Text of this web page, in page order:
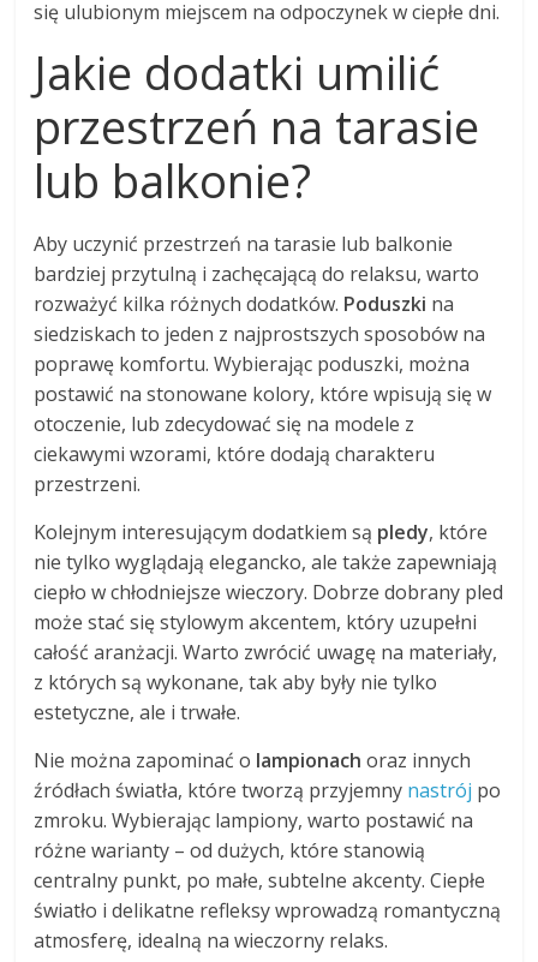
się ulubionym miejscem na odpoczynek w ciepłe dni.
Jakie dodatki umilić
przestrzeń na tarasie
lub balkonie?
Aby uczynić przestrzeń na tarasie lub balkonie
bardziej przytulną i zachęcającą do relaksu, warto
rozważyć kilka różnych dodatków. Poduszki na
siedziskach to jeden z najprostszych sposobów na
poprawę komfortu. Wybierając poduszki, można
postawić na stonowane kolory, które wpisują się w
otoczenie, lub zdecydować się na modele z
ciekawymi wzorami, które dodają charakteru
przestrzeni.
Kolejnym interesującym dodatkiem są pledy, które
nie tylko wyglądają elegancko, ale także zapewniają
ciepło w chłodniejsze wieczory. Dobrze dobrany pled
może stać się stylowym akcentem, który uzupełni
całość aranżacji. Warto zwrócić uwagę na materiały,
z których są wykonane, tak aby były nie tylko
estetyczne, ale i trwałe.
Nie można zapominać o lampionach oraz innych
źródłach światła, które tworzą przyjemny nastrój po
zmroku. Wybierając lampiony, warto postawić na
różne warianty – od dużych, które stanowią
centralny punkt, po małe, subtelne akcenty. Ciepłe
światło i delikatne refleksy wprowadzą romantyczną
atmosferę, idealną na wieczorny relaks.